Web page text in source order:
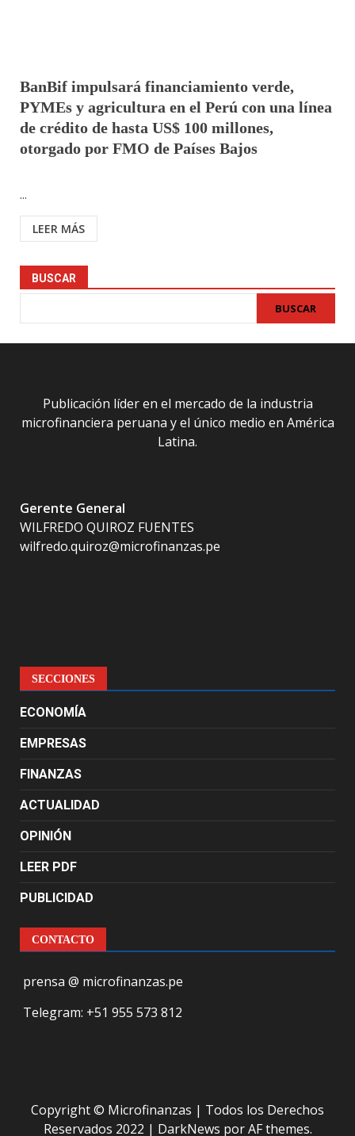
BanBif impulsará financiamiento verde,
PYMEs y agricultura en el Perú con una línea
de crédito de hasta US$ 100 millones,
otorgado por FMO de Países Bajos
...
LEER MÁS
BUSCAR
BUSCAR
Publicación líder en el mercado de la industria
microfinanciera peruana y el único medio en América
Latina.
Gerente General
WILFREDO QUIROZ FUENTES
wilfredo.quiroz@microfinanzas.pe
SECCIONES
ECONOMÍA
EMPRESAS
FINANZAS
ACTUALIDAD
OPINIÓN
LEER PDF
PUBLICIDAD
CONTACTO
prensa @ microfinanzas.pe
Telegram: +51 955 573 812
Copyright © Microfinanzas | Todos los Derechos
Reservados 2022 | DarkNews por AF themes.